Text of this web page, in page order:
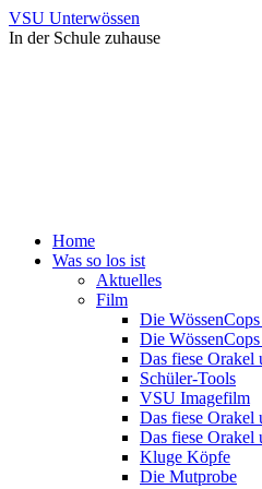
VSU Unterwössen
In der Schule zuhause
Home
Was so los ist
Aktuelles
Film
Die
Die
Das fiese Orakel
Schüler-Tools
VSU Imagefilm
Das fiese Orakel
Das fiese Orakel
Kluge Köpfe
Die Mutprobe